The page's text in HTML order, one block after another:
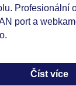
Profesionální
port a
Číst více